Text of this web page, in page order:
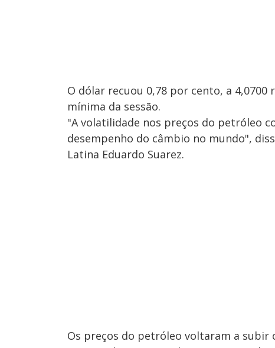
O dólar recuou 0,78 por cento, a 4,0700
mínima da sessão.
"A volatilidade nos preços do petróleo
desempenho do câmbio no mundo",
Latina Eduardo Suarez.
Os preços do petróleo voltaram a subir